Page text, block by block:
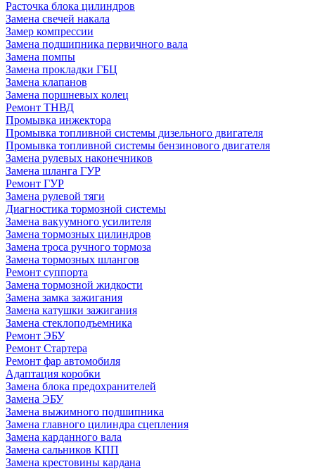
Расточка блока цилиндров
Замена свечей накала
Замер компрессии
Замена подшипника первичного вала
Замена помпы
Замена прокладки ГБЦ
Замена клапанов
Замена поршневых колец
Ремонт ТНВД
Промывка инжектора
Промывка топливной системы дизельного двигателя
Промывка топливной системы бензинового двигателя
Замена рулевых наконечников
Замена шланга ГУР
Ремонт ГУР
Замена рулевой тяги
Диагностика тормозной системы
Замена вакуумного усилителя
Замена тормозных цилиндров
Замена троса ручного тормоза
Замена тормозных шлангов
Ремонт суппорта
Замена тормозной жидкости
Замена замка зажигания
Замена катушки зажигания
Замена стеклоподъемника
Ремонт ЭБУ
Ремонт Стартера
Ремонт фар автомобиля
Адаптация коробки
Замена блока предохранителей
Замена ЭБУ
Замена выжимного подшипника
Замена главного цилиндра сцепления
Замена карданного вала
Замена сальников КПП
Замена крестовины кардана